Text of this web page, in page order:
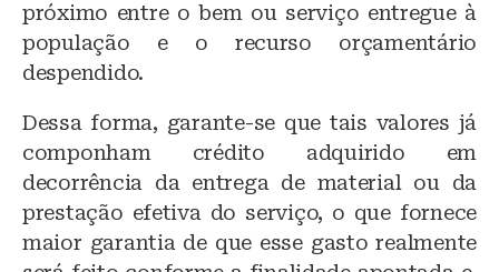
próximo entre o bem ou serviço entregue à
população e o recurso orçamentário
despendido.
Dessa forma, garante-se que tais valores já
componham crédito adquirido em
decorrência da entrega de material ou da
prestação efetiva do serviço, o que fornece
maior garantia de que esse gasto realmente